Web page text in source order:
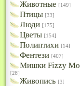
Животные [149]
Птицы [33]
Люди [175]
Цветы [154]
Полиптихи [14]
Фентези [407]
Мишки Fizzy
[28]
Живопись [3]